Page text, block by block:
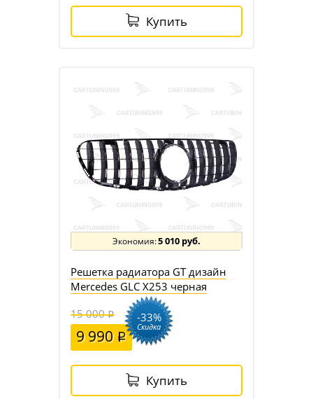
Купить
5 010 руб.
Решетка радиатора GT дизайн
Mercedes GLC X253 черная
15 000
9 990
-33%
Скидка
Купить